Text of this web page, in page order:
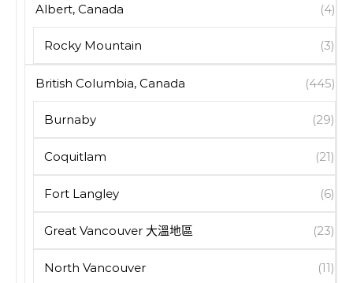
Albert, Canada (4)
Rocky Mountain (3)
British Columbia, Canada (445)
Burnaby (29)
Coquitlam (21)
Fort Langley (6)
Great Vancouver 大溫地區 (23)
North Vancouver (11)